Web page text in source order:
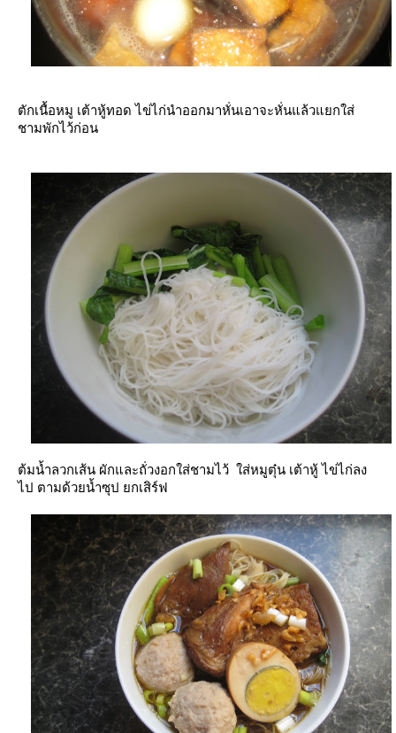
ตักเนื้อหมู เต้าหู้ทอด ไข่ไก่นำออกมาหั่นเอาจะหั่นแล้วแยกใส่
ชามพักไว้ก่อน
ต้มน้ำลวกเส้น ผักและถั่วงอกใส่ชามไว้ ใส่หมูตุ๋น เต้าหู้ ไข่ไก่ลง
ไป ตามด้วยน้ำซุป ยกเสิร์ฟ